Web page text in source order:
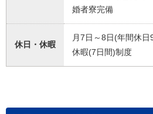
婚者寮完備
休日・休暇
月7日～8日(年間休
休暇(7日間)制度